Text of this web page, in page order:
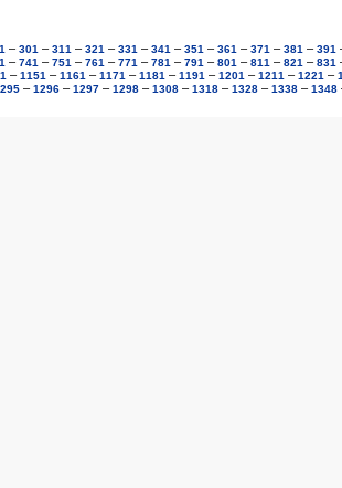
– 301 – 311 – 321 – 331 – 341 – 351 – 361 – 371 – 381 – 391
– 741 – 751 – 761 – 771 – 781 – 791 – 801 – 811 – 821 – 831
– 1151 – 1161 – 1171 – 1181 – 1191 – 1201 – 1211 – 1221 –
– 1296 – 1297 – 1298 – 1308 – 1318 – 1328 – 1338 – 1348